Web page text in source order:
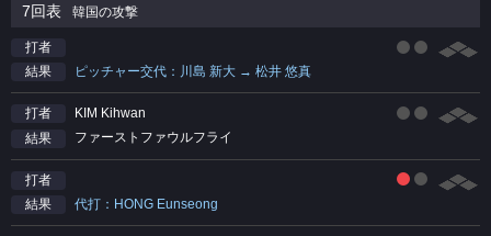
7回表 韓国の攻撃
打者
結果
ピッチャー交代：川島 新大 → 松井 悠真
打者
KIM Kihwan
結果
ファーストファウルフライ
打者
結果
代打：HONG Eunseong